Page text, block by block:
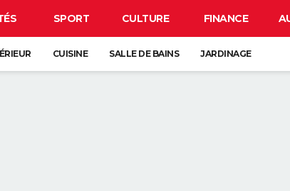
SPORT CULTURE FINANCE
CUISINE SALLE DE BAINS JARDINAGE